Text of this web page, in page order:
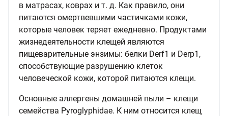
в матрасах, коврах и т. д. Как правило, они
питаются омертвевшими частичками кожи,
которые человек теряет ежедневно. Продуктами
жизнедеятельности клещей являются
пищеварительные энзимы: белки Derf1 и Derp1,
способствующие разрушению клеток
человеческой кожи, которой питаются клещи.
Основные аллергены домашней пыли – клещи
семейства Pyroglyphidae. К ним относится клещ